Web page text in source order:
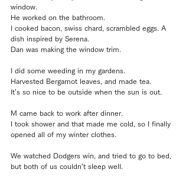
window.
He worked on the bathroom.
I cooked bacon, swiss chard, scrambled eggs. A
dish inspired by Serena.
Dan was making the window trim.
I did some weeding in my gardens.
Harvested Bergamot leaves, and made tea.
It’s so nice to be outside when the sun is out.
M came back to work after dinner.
I took shower and that made me cold, so I finally
opened all of my winter clothes.
We watched Dodgers win, and tried to go to bed,
but both of us couldn’t sleep well.